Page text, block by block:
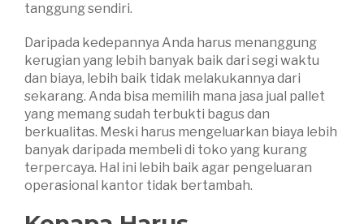
tanggung sendiri.
Daripada kedepannya Anda harus menanggung
kerugian yang lebih banyak baik dari segi waktu
dan biaya, lebih baik tidak melakukannya dari
sekarang. Anda bisa memilih mana jasa jual pallet
yang memang sudah terbukti bagus dan
berkualitas. Meski harus mengeluarkan biaya lebih
banyak daripada membeli di toko yang kurang
terpercaya. Hal ini lebih baik agar pengeluaran
operasional kantor tidak bertambah.